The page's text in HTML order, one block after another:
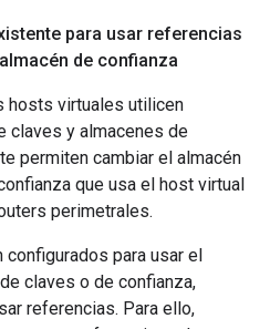
para usar referencias
de confianza
hosts virtuales utilicen
claves y almacenes de
permiten cambiar el almacén
que usa el host virtual
perimetrales.
para usar el
claves o de confianza,
referencias. Para ello,